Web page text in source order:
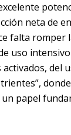
neta de
falta romper
uso
del
papel